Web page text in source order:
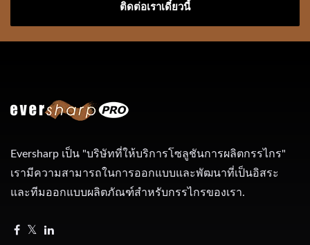
ติดต่อเราเดี๋ยวนี้
Eversharp เป็น "บริษัทที่ให้บริการโซลูชันการผลิตกรรไกร"
เรามีความสามารถในการออกแบบและพัฒนาที่เป็นอิสระ
และทีมออกแบบผลิตภัณฑ์สำหรับกรรไกรของเรา.